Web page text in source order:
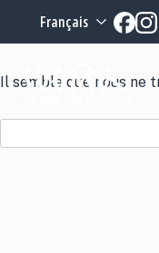
Français
Rien n'a
Il semble que nous ne
Recherche